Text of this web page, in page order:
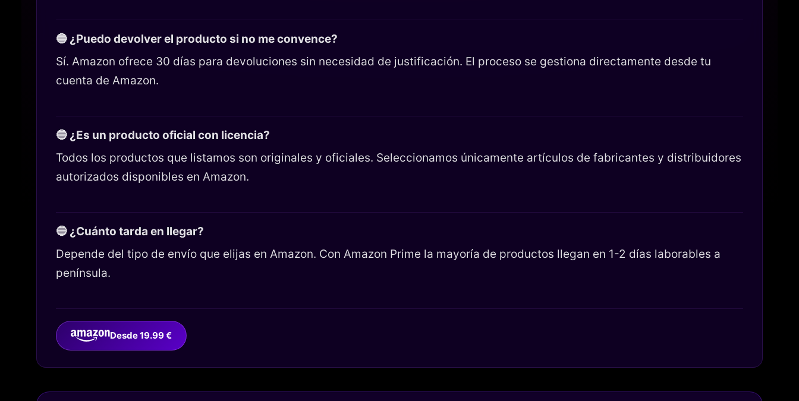
🔵 ¿Puedo devolver el producto si no me convence?
Sí. Amazon ofrece 30 días para devoluciones sin necesidad de justificación. El proceso se gestiona directamente desde tu
cuenta de Amazon.
🔵 ¿Es un producto oficial con licencia?
Todos los productos que listamos son originales y oficiales. Seleccionamos únicamente artículos de fabricantes y distribuidores
autorizados disponibles en Amazon.
🔵 ¿Cuánto tarda en llegar?
Depende del tipo de envío que elijas en Amazon. Con Amazon Prime la mayoría de productos llegan en 1-2 días laborables a
península.
Desde 19.99 €